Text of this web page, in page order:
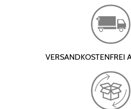
VERSANDKOSTENFREI